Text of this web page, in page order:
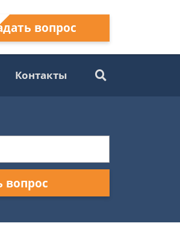
вопрос
Контакты
вопрос